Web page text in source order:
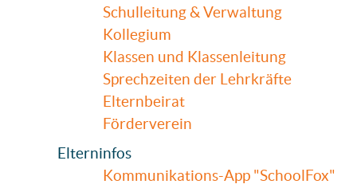
Schulleitung & Verwaltung
Kollegium
Klassen und Klassenleitung
Sprechzeiten der Lehrkräfte
Elternbeirat
Förderverein
Elterninfos
Kommunikations-App "SchoolFox"